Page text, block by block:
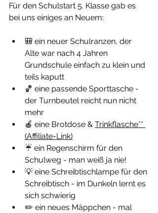
Für den Schulstart 5. Klasse gab es
bei uns einiges an Neuem:
🎒 ein neuer Schulranzen, der
Alte war nach 4 Jahren
Grundschule einfach zu klein und
teils kaputt
🏀 eine passende Sporttasche -
der Turnbeutel reicht nun nicht
mehr
🍎 eine Brotdose & Trinkflasche**
(Affiliate-Link)
☔ ein Regenschirm für den
Schulweg - man weiß ja nie!
💡 eine Schreibtischlampe für den
Schreibtisch - im Dunkeln lernt es
sich schwierig
✏️ ein neues Mäppchen - mal